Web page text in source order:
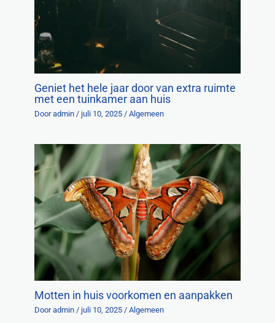
Geniet het hele jaar door van extra ruimte
met een tuinkamer aan huis
Door admin/ juli 10, 2025/Algemeen
Motten in huis voorkomen en aanpakken
Door admin / juli 10, 2025 /Algemeen